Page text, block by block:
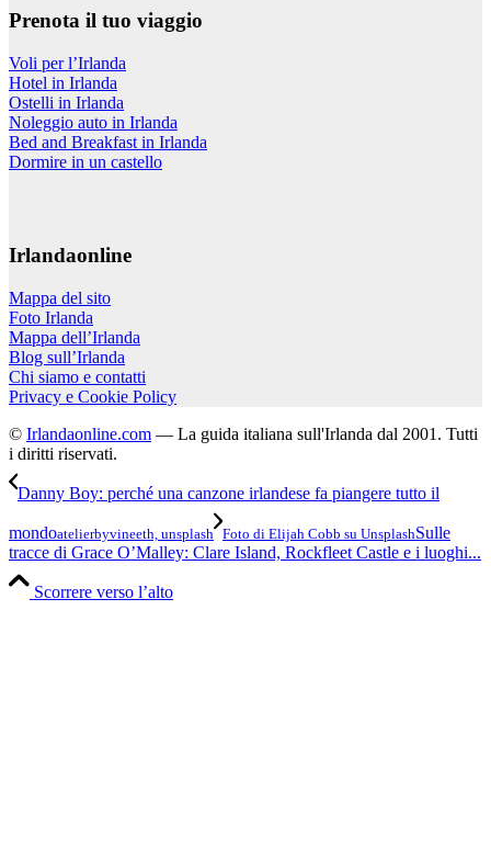
Prenota il tuo viaggio
Voli per l’Irlanda
Hotel in Irlanda
Ostelli in Irlanda
Noleggio auto in Irlanda
Bed and Breakfast in Irlanda
Dormire in un castello
Irlandaonline
Mappa del sito
Foto Irlanda
Mappa dell’Irlanda
Blog sull’Irlanda
Chi siamo e contatti
Privacy e Cookie Policy
© Irlandaonline.com — La guida italiana sull'Irlanda dal 2001. Tutti
i diritti riservati.
Danny Boy: perché una canzone irlandese fa piangere tutto il
mondoatelierbyvineeth, unsplash Foto di Elijah Cobb su UnsplashSulle
tracce di Grace O’Malley: Clare Island, Rockfleet Castle e i luoghi...
Scorrere verso l’alto